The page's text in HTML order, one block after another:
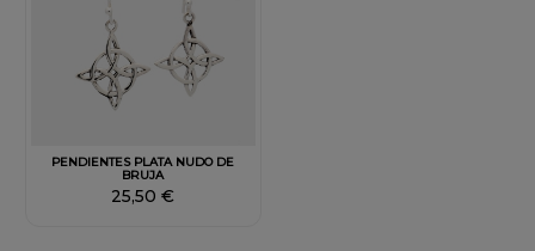
PENDIENTES PLATA NUDO DE
BRUJA
25,50 €